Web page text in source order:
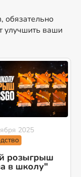
обязательно
улучшить ваши
2025
розыгрыш
в школу"